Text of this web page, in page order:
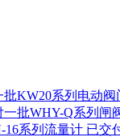
已交